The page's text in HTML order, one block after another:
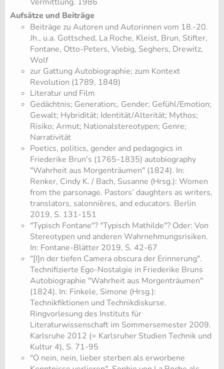
Aufsätze und Beiträge
Beiträge zu Autoren und Autorinnen vom 18.-20.
Jh., u.a. Gottsched, La Roche, Kleist, Brun, Stifter,
Fontane, Otto-Peters, Viebig, Seghers, Drewitz,
Wolf
zur Gattung Autobiographie; zum Kontext
Revolution (1789, 1848)
Literatur und Film
Gedächtnis; Generation;, Gender; Gefühl/Emotion;
Gewalt; Hybridität; Identität/Alterität; Mythos;
Risiko; Armut; Nationalstereotypen; Genre;
Narrativität
​Poetics, politics, gender and pedagogics in
Friederike Brun's (1765-1835) autobiography
"Wahrheit aus Morgenträumen" (1824). In:
Renker, Cindy K. / Bach, Susanne (Hrsg.): Women
from the parsonage. Pastors’ daughters as writers,
translators, salonnières, and educators. Berlin
2019, S. 131-151
​"Typisch Fontane"? "Typisch Mathilde"? Oder: Von
Stereotypen und anderen Wahrnehmungsrisiken.
In: Fontane-Blätter 2019, S. 42-67
​"[I]n der tiefen Camera obscura der Erinnerung".
Technifizierte Ego-Nostalgie in Friederike Bruns
Autobiographie "Wahrheit aus Morgenträumen"
(1824). In: Finkele, Simone (Hrsg.):
Technikfiktionen und Technikdiskurse.
Ringvorlesung des Instituts für
Literaturwissenschaft im Sommersemester 2009.
Karlsruhe 2012 (= Karlsruher Studien Technik und
Kultur 4), S. 71-95
​"O nein, nein, lieber sterben als erworbene